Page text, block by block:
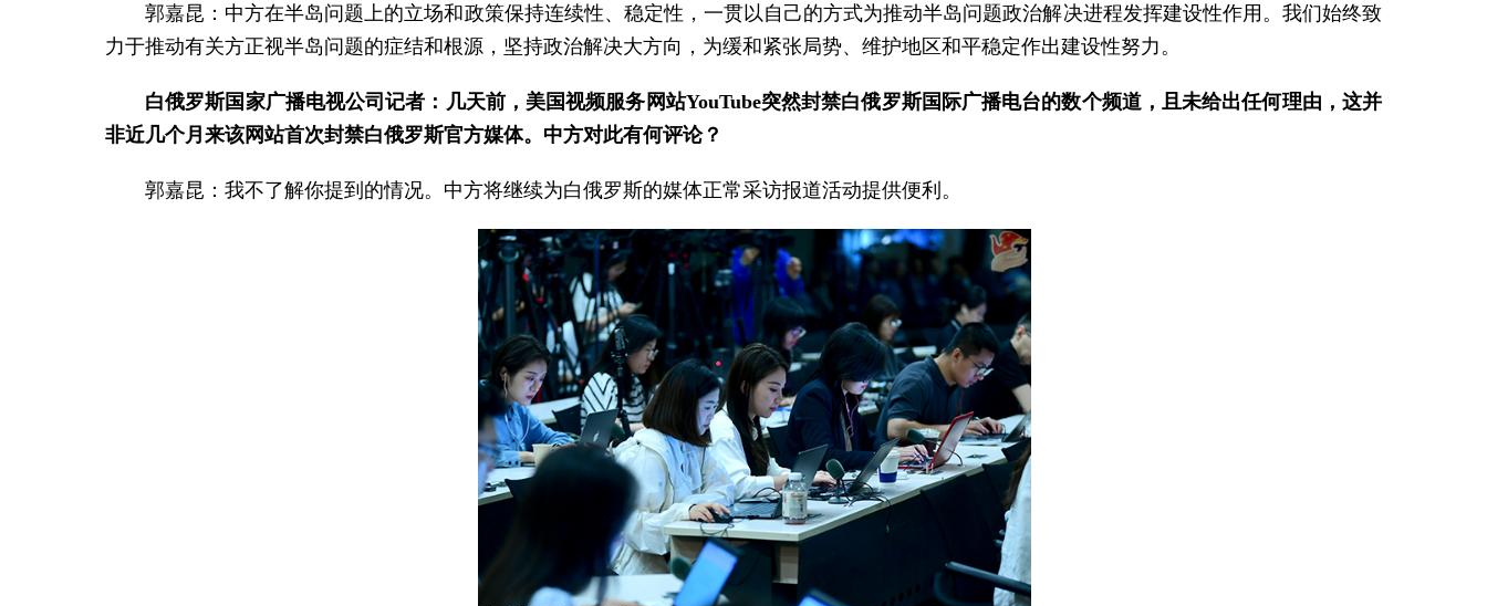
郭嘉昆：中方在半岛问题上的立场和政策保持连续性、稳定性，一贯以自己的方式为推动半岛问题政治解决进程发挥建设性作用。我们始终致
力于推动有关方正视半岛问题的症结和根源，坚持政治解决大方向，为缓和紧张局势、维护地区和平稳定作出建设性努力。
白俄罗斯国家广播电视公司记者：几天前，美国视频服务网站YouTube突然封禁白俄罗斯国际广播电台的数个频道，且未给出任何理由，这并
非近几个月来该网站首次封禁白俄罗斯官方媒体。中方对此有何评论？
郭嘉昆：我不了解你提到的情况。中方将继续为白俄罗斯的媒体正常采访报道活动提供便利。